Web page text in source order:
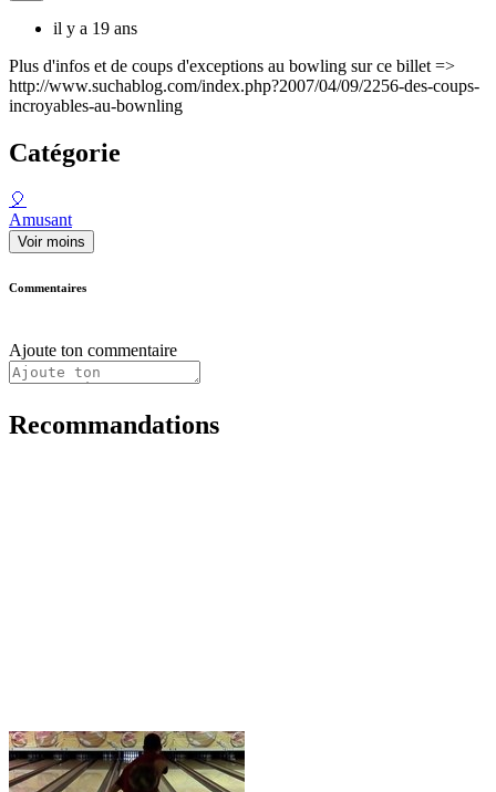
il y a 19 ans
Plus d'infos et de coups d'exceptions au bowling sur ce billet =>
http://www.suchablog.com/index.php?2007/04/09/2256-des-coups-
incroyables-au-bownling
Catégorie
🎈
Amusant
Voir moins
Commentaires
Ajoute ton commentaire
Recommandations